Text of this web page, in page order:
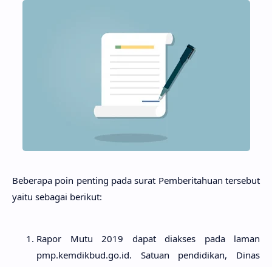
Beberapa poin penting pada surat Pemberitahuan tersebut
yaitu sebagai berikut:
Rapor Mutu 2019 dapat diakses pada laman
pmp.kemdikbud.go.id. Satuan pendidikan, Dinas